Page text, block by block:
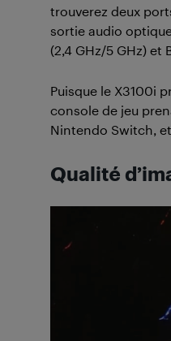
trouverez deux
sortie audio
(2,4 GHz/5 GHz) et
Puisque le X3100i
console de jeu
Nintendo Switch,
Qualité